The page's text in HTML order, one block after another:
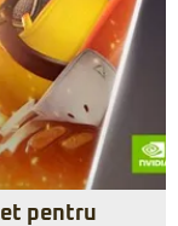
pentru